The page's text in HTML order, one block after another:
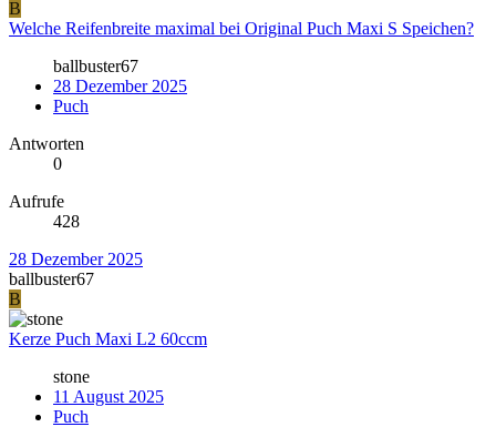
B
Welche Reifenbreite maximal bei Original Puch Maxi S Speichen?
ballbuster67
28 Dezember 2025
Puch
Antworten
0
Aufrufe
428
28 Dezember 2025
ballbuster67
B
Kerze Puch Maxi L2 60ccm
stone
11 August 2025
Puch